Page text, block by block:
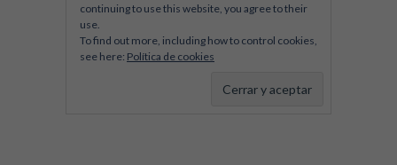
continuing to use this website, you agree to their
use.
To find out more, including how to control cookies,
see here: Política de cookies